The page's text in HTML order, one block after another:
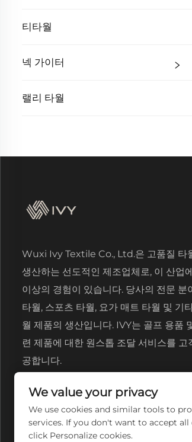
티타월
넥 가이터
랠리 타월
Wuxi Ivy Textile Co., Ltd.은 고품질 타
생산하는 선도적인 제조업체로, 이 산업
이상의 경험이 있습니다. 당사의 전문 분
타월, 스포츠 타월, 요가 매트 타월 및 기
월 제품의 생산입니다. IVY는 골프 용품
련 제품에 대한 원스톱 조달 서비스를 고
공합니다.
We value your privacy
We use cookies and similar tools to
services. If you don't want to accept all
click Personalize cookies.